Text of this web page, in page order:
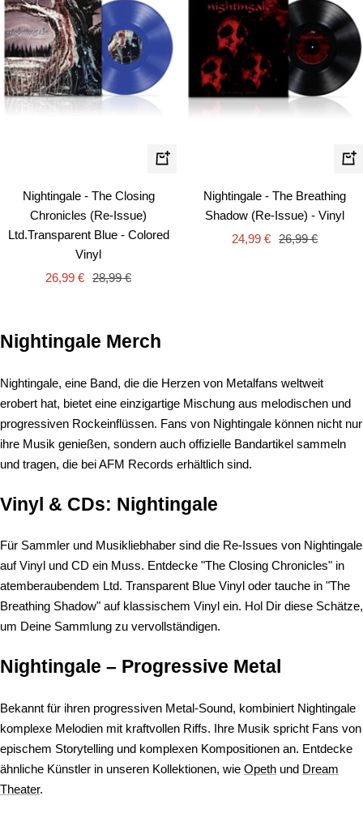
In
Warenkorb
Nightingale - The Closing
Chronicles (Re-Issue)
Ltd.Transparent Blue - Colored
Vinyl
Angebotspreis
26,99 € Regulärer
28,99 €
In
Nightingale - The Breathing
Shadow (Re-Issue) - Vinyl
Angebotspreis
24,99 € Regulärer
26,99 €
Nightingale Merch
Nightingale, eine Band, die die Herzen von Metalfans weltweit
erobert hat, bietet eine einzigartige Mischung aus melodischen und
progressiven Rockeinflüssen. Fans von Nightingale können nicht nur
ihre Musik genießen, sondern auch offizielle Bandartikel sammeln
und tragen, die bei AFM Records erhältlich sind.
Vinyl & CDs: Nightingale
Für Sammler und Musikliebhaber sind die Re-Issues von Nightingale
auf Vinyl und CD ein Muss. Entdecke "The Closing Chronicles" in
atemberaubendem Ltd. Transparent Blue Vinyl oder tauche in "The
Breathing Shadow" auf klassischem Vinyl ein. Hol Dir diese Schätze,
um Deine Sammlung zu vervollständigen.
Nightingale – Progressive Metal
Bekannt für ihren progressiven Metal-Sound, kombiniert Nightingale
komplexe Melodien mit kraftvollen Riffs. Ihre Musik spricht Fans von
epischem Storytelling und komplexen Kompositionen an. Entdecke
ähnliche Künstler in unseren Kollektionen, wie Opeth und Dream
Theater.